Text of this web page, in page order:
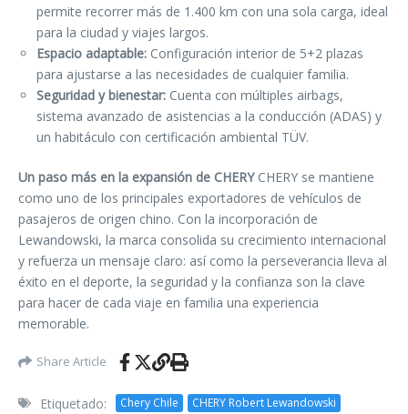
permite recorrer más de 1.400 km con una sola carga, ideal
para la ciudad y viajes largos.
Espacio adaptable: Configuración interior de 5+2 plazas
para ajustarse a las necesidades de cualquier familia.
Seguridad y bienestar: Cuenta con múltiples airbags,
sistema avanzado de asistencias a la conducción (ADAS) y
un habitáculo con certificación ambiental TÜV.
Un paso más en la expansión de CHERYCHERY se mantiene
como uno de los principales exportadores de vehículos de
pasajeros de origen chino. Con la incorporación de
Lewandowski, la marca consolida su crecimiento internacional
y refuerza un mensaje claro: así como la perseverancia lleva al
éxito en el deporte, la seguridad y la confianza son la clave
para hacer de cada viaje en familia una experiencia
memorable.
Share Article
Etiquetado: Chery Chile CHERY Robert Lewandowski